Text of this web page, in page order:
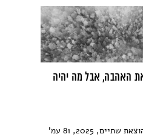
האהבה, אבל מה יהיה
טל כץ, באגאדובא, הוצאת שתיים, 2025, 81 עמ'